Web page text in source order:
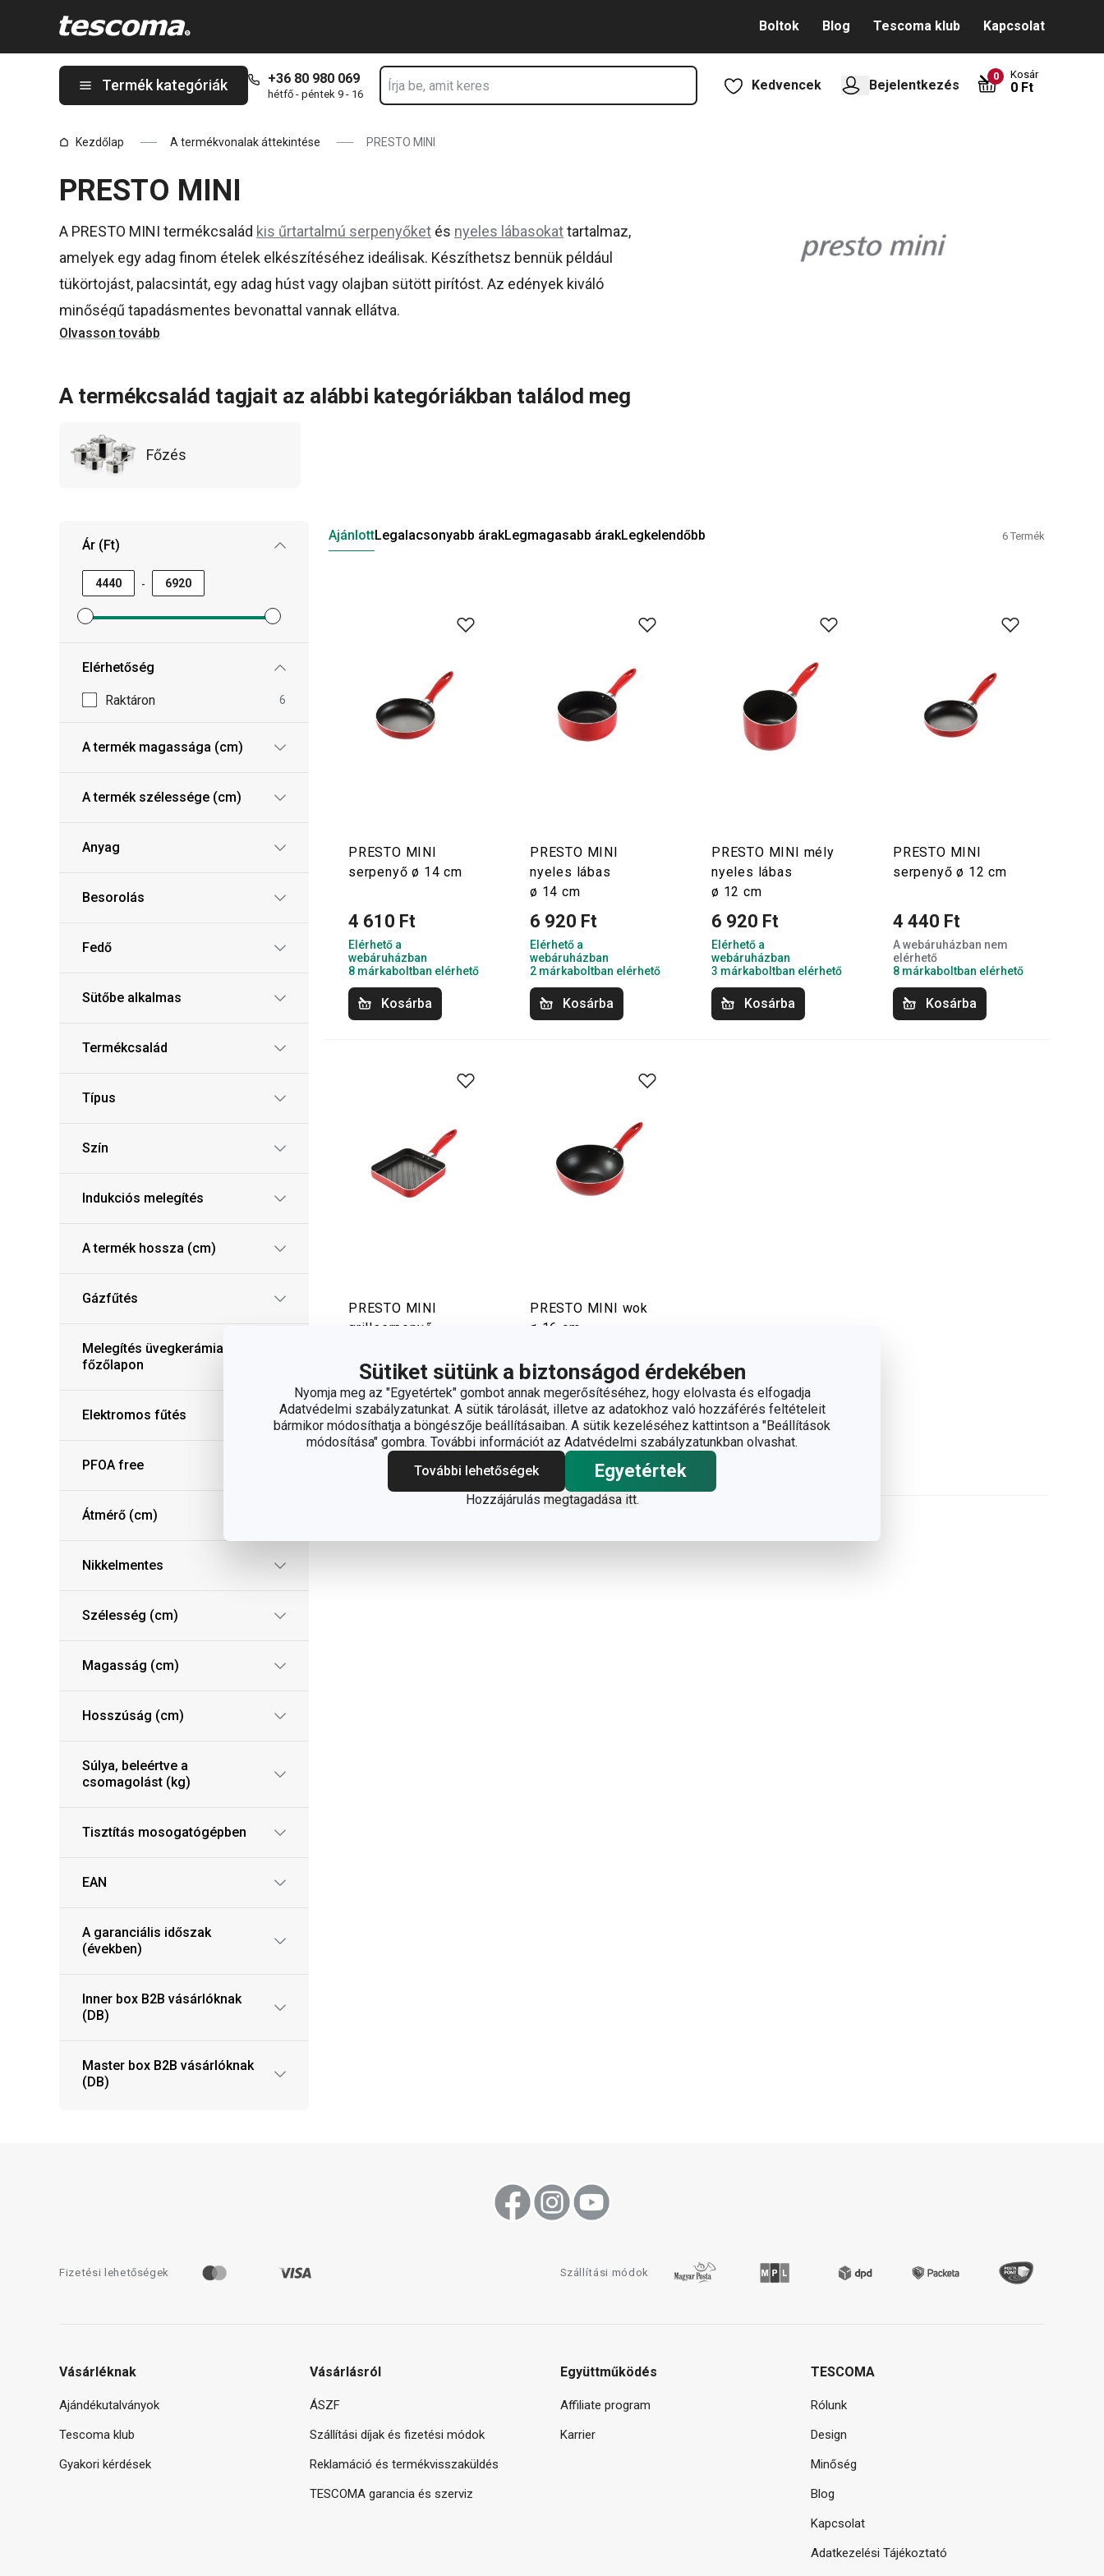
Sütiket sütünk a biztonságod érdekében
Nyomja meg az "Egyetértek" gombot annak megerősítéséhez, hogy elolvasta és elfogadja
Adatvédelmi szabályzatunkat. A sütik tárolását, illetve az adatokhoz való hozzáférés feltételeit
bármikor módosíthatja a böngészője beállításaiban. A sütik kezeléséhez kattintson a "Beállítások
módosítása" gombra. További információt az Adatvédelmi szabályzatunkban olvashat.
További lehetőségek
Egyetértek
Hozzájárulás megtagadása itt.
Boltok Blog Tescoma klub Kapcsolat
Termék kategóriák +36 80 980 069
hétfő - péntek 9 - 16
Kedvencek Bejelentkezés
0 Kosár
0 Ft
Kezdőlap A termékvonalak áttekintése PRESTO MINI
PRESTO MINI
A PRESTO MINI termékcsalád kis űrtartalmú serpenyőket és nyeles lábasokattartalmaz,
amelyek egy adag finom ételek elkészítéséhez ideálisak. Készíthetsz bennük például
tükörtojást, palacsintát, egy adag húst vagy olajban sütött pirítóst. Az edények kiváló
minőségű tapadásmentes bevonattal vannak ellátva.
Olvasson tovább
A termékcsalád tagjait az alábbi kategóriákban találod meg
Főzés
Ár (Ft)
-
Minimum ár szűrő beállítása
Maximum ár szűrő beállítása
Elérhetőség
Raktáron 6
A termék magassága (cm)
A termék szélessége (cm)
Anyag
Besorolás
Fedő
Sütőbe alkalmas
Termékcsalád
Típus
Szín
Indukciós melegítés
A termék hossza (cm)
Gázfűtés
Melegítés üvegkerámia
főzőlapon
Elektromos fűtés
PFOA free
Átmérő (cm)
Nikkelmentes
Szélesség (cm)
Magasság (cm)
Hosszúság (cm)
Súlya, beleértve a
csomagolást (kg)
Tisztítás mosogatógépben
EAN
A garanciális időszak
(években)
Inner box B2B vásárlóknak
(DB)
Master box B2B vásárlóknak
(DB)
AjánlottLegalacsonyabb árakLegmagasabb árakLegkelendőbb 6Termék
PRESTO MINI
serpenyő ø 14 cm
4 610 Ft
Elérhető a
webáruházban
8 márkaboltban elérhető
Kosárba
PRESTO MINI
nyeles lábas
ø 14 cm
6 920 Ft
Elérhető a
webáruházban
2 márkaboltban elérhető
Kosárba
PRESTO MINI mély
nyeles lábas
ø 12 cm
6 920 Ft
Elérhető a
webáruházban
3 márkaboltban elérhető
Kosárba
PRESTO MINI
serpenyő ø 12 cm
4 440 Ft
A webáruházban nem
elérhető
8 márkaboltban elérhető
Kosárba
PRESTO MINI
grillserpenyő
6 420 Ft
A webáruházban nem
elérhető
8 márkaboltban elérhető
Kosárba
PRESTO MINI wok
ø 16 cm
6 420 Ft
A webáruházban nem
elérhető
2 márkaboltban elérhető
Kosárba
Fizetési lehetőségek Szállítási módok
Vásárléknak
Ajándékutalványok
Tescoma klub
Gyakori kérdések
Vásárlásról
ÁSZF
Szállítási díjak és fizetési módok
Reklamáció és termékvisszaküldés
TESCOMA garancia és szerviz
Együttműködés
Affiliate program
Karrier
TESCOMA
Rólunk
Design
Minőség
Blog
Kapcsolat
Adatkezelési Tájékoztató